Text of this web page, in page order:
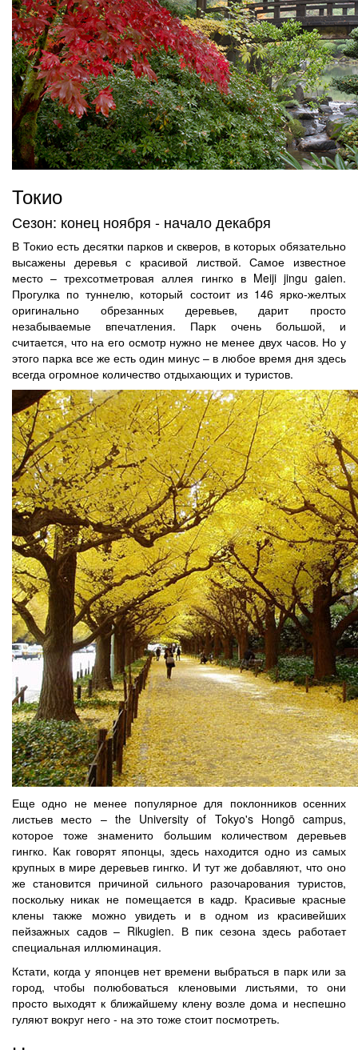
Токио
Сезон: конец ноября - начало декабря
В Токио есть десятки парков и скверов, в которых обязательно
высажены деревья с красивой листвой. Самое известное
место – трехсотметровая аллея гингко в Meiji jingu gaien.
Прогулка по туннелю, который состоит из 146 ярко-желтых
оригинально обрезанных деревьев, дарит просто
незабываемые впечатления. Парк очень большой, и
считается, что на его осмотр нужно не менее двух часов. Но у
этого парка все же есть один минус – в любое время дня здесь
всегда огромное количество отдыхающих и туристов.
Еще одно не менее популярное для поклонников осенних
листьев место – the University of Tokyo's Hongō campus,
которое тоже знаменито большим количеством деревьев
гингко. Как говорят японцы, здесь находится одно из самых
крупных в мире деревьев гингко. И тут же добавляют, что оно
же становится причиной сильного разочарования туристов,
поскольку никак не помещается в кадр. Красивые красные
клены также можно увидеть и в одном из красивейших
пейзажных садов – Rikugien. В пик сезона здесь работает
специальная иллюминация.
Кстати, когда у японцев нет времени выбраться в парк или за
город, чтобы полюбоваться кленовыми листьями, то они
просто выходят к ближайшему клену возле дома и неспешно
гуляют вокруг него - на это тоже стоит посмотреть.